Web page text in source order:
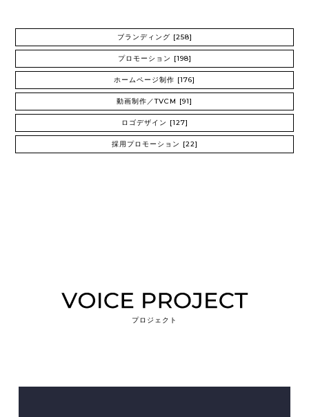
ブランディング [258]
プロモーション [198]
ホームページ制作 [176]
動画制作／TVCM [91]
ロゴデザイン [127]
採用プロモーション [22]
プロジェクト